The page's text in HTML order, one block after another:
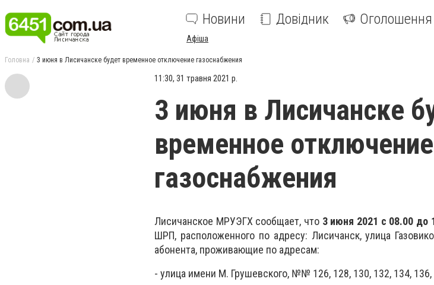
Новини Довідник Оголошення
Афіша
Головна 3 июня в Лисичанске будет временное отключение газоснабжения
11:30, 31 травня 2021 р.
3 июня в Лисичанске
временное отключение
газоснабжения
Лисичанское МРУЭГХ сообщает, что 3 июня 2021 с 08.00 до
ШРП, расположенного по адресу: Лисичанск, улица
абонента, проживающие по адресам:
- улица имени М. Грушевского, №№ 126, 128, 130, 132, 134, 136,